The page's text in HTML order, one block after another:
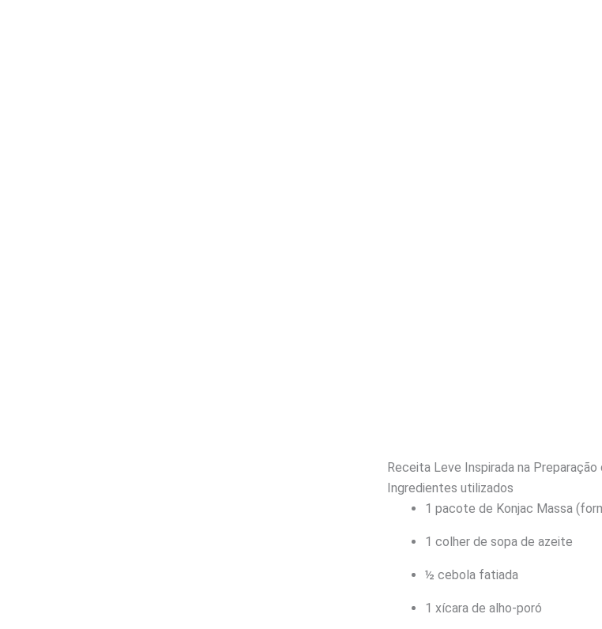
Receita Leve Inspirada na Preparação
Ingredientes utilizados
1 pacote de Konjac Massa
1 colher de sopa de azeite
½ cebola fatiada
1 xícara de alho-poró